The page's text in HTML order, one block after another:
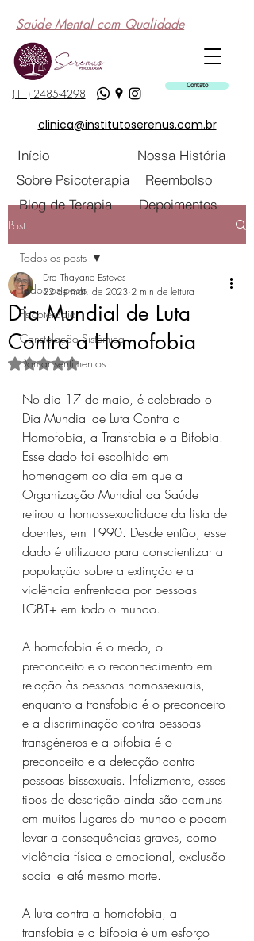
Saúde Mental com Qualidade
(11) 2485-4298
Contato
clinica@institutoserenus.com.br
Início
Sobre Psicoterapia
Blog de Terapia
Nossa História
Reembolso
Depoimentos
Post
Todos os posts
Psicoterapia
Constelação Sistêmica
Domar sentimentos
Todos os posts
Dia Mundial de Luta
Contra a Homofobia
Dra Thayane Esteves
22 de mai. de 2023 2 min de leitura
Avaliado com NaN de 5 estrelas.
No dia 17 de maio, é celebrado o
Dia Mundial de Luta Contra a
Homofobia, a Transfobia e a Bifobia.
Esse dado foi escolhido em
homenagem ao dia em que a
Organização Mundial da Saúde
retirou a homossexualidade da lista de
doentes, em 1990. Desde então, esse
dado é utilizado para conscientizar a
população sobre a extinção e a
violência enfrentada por pessoas
LGBT+ em todo o mundo.
A homofobia é o medo, o
preconceito e o reconhecimento em
relação às pessoas homossexuais,
enquanto a transfobia é o preconceito
e a discriminação contra pessoas
transgêneros e a bifobia é o
preconceito e a detecção contra
pessoas bissexuais. Infelizmente, esses
tipos de descrição ainda são comuns
em muitos lugares do mundo e podem
levar a consequências graves, como
violência física e emocional, exclusão
social e até mesmo morte.
A luta contra a homofobia, a
transfobia e a bifobia é um esforço